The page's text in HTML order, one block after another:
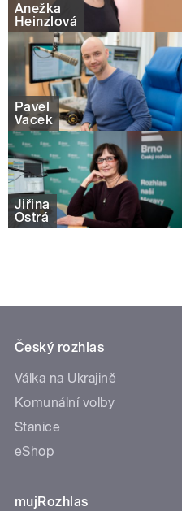
Anežka
Heinzlová
Pavel
Vacek
Jiřina
Ostrá
Český rozhlas
Válka na Ukrajině
Komunální volby
Stanice
eShop
mujRozhlas